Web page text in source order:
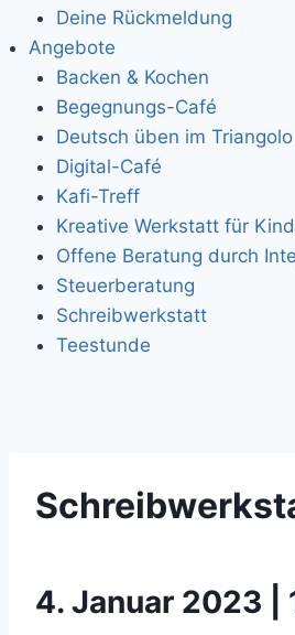
Deine Rückmeldung
Angebote
Backen & Kochen
Begegnungs-Café
Deutsch üben im Triangolo
Digital-Café
Kafi-Treff
Kreative Werkstatt für
Offene Beratung durch
Steuerberatung
Schreibwerkstatt
Teestunde
4. Januar 2023 |